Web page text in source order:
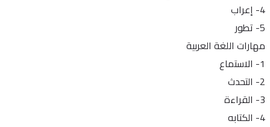
4- إعراب
5- تطور
مهارات اللغة العربية
1- الاستماع
2- التحدث
3- القراءة
4- الكتابه